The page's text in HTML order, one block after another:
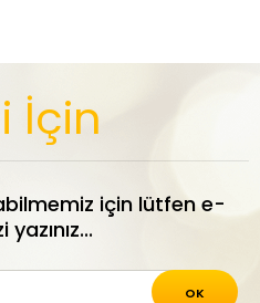
İçin
için lütfen e-
OK